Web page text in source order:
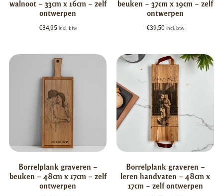
walnoot – 33cm x 16cm – zelf
ontwerpen
€34,95 incl. btw
beuken – 37cm x 19cm – zelf
ontwerpen
€39,50 incl. btw
Borrelplank graveren –
beuken – 48cm x 17cm – zelf
ontwerpen
Borrelplank graveren –
leren handvaten – 48cm x
17cm – zelf ontwerpen